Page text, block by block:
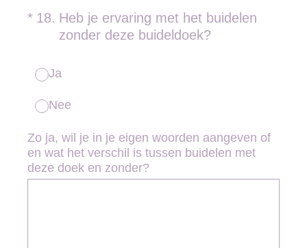
* 18. Heb je ervaring met het buidelen
zonder deze buideldoek?
(Vereist.)
Ja
Nee
Zo ja, wil je in je eigen woorden aangeven of
en wat het verschil is tussen buidelen met
deze doek en zonder?